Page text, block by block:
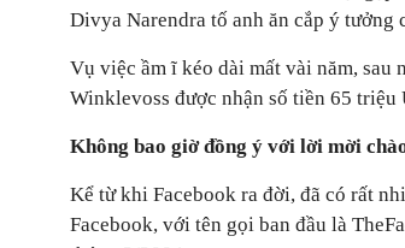
Divya Narendra tố anh ăn cắp ý tưởng
Vụ việc ầm ĩ kéo dài mất vài năm, sau
Winklevoss được nhận số tiền 65 triệu
Không bao giờ đồng ý với lời mời
Kể từ khi Facebook ra đời, đã có rất
Facebook, với tên gọi ban đầu là